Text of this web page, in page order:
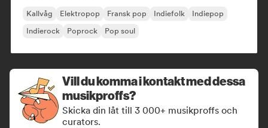
Kallvåg Elektropop Fransk pop Indiefolk
Indiepop
Indierock
Poprock Pop soul
Vill du komma i kontakt med dessa
musikproffs?
Skicka din låt till 3 000+ musikproffs och
curators.